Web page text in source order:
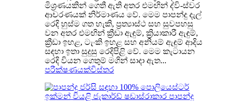
මිශ්‍රණයකින් ගෙතී ඇති අතර එමඟින් ද්වි-ස්වර
ආචරණයක් නිර්මාණය වේ. මෙම පාපන්දු දැල්
රෙදි හුස්ම ගත හැකි, ප්‍රත්‍යාස්ථ සහ සුවපහසු
වන අතර එමඟින් ක්‍රීඩා ඇඳුම්, ක්‍රියාකාරී ඇඳුම්,
ක්‍රීඩා ඉහළ, ටැංකි ඉහළ සහ අනියම් ඇඳුම් ආදිය
සඳහා ඉතා සුදුසු රෙදිපිළි වේ. මෙම කැටායන
රෙදි වියන ගෙතුම් මගින් සාදා ඇත...
පරීක්ෂණයක්විස්තර